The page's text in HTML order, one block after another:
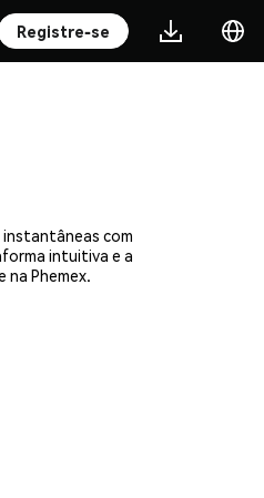
Registre-se
instantâneas com
intuitiva e a
na Phemex.